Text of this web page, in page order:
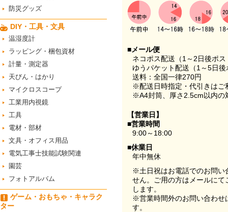
防災グッズ
DIY・工具・文具
温湿度計
ラッピング・梱包資材
計量・測定器
天びん・はかり
マイクロスコープ
工業用内視鏡
工具
電材・部材
文具・オフィス用品
電気工事士技能試験関連
園芸
フォトアルバム
ゲーム・おもちゃ・キャラク
ター
■メール便
ネコポス配送（1～2日後ポ
ゆうパケット配送（1～5日
送料：全国一律270円
※配送日時指定・代引きはご
※A4封筒、厚さ2.5cm以内の
【営業日】
■営業時間
9:00～18:00
■休業日
年中無休
※土日祝はお電話でのお問い
せん。ご用の方はメールに
します。
※営業時間外のお問い合わせ
す。